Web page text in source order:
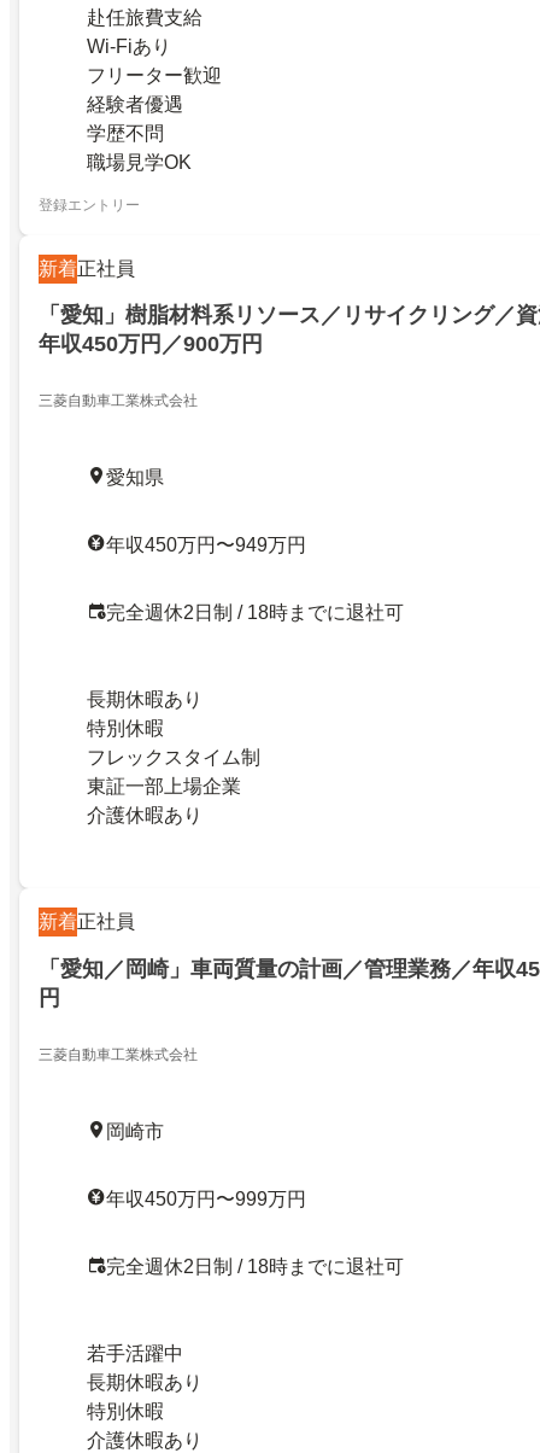
赴任旅費支給
Wi-Fiあり
フリーター歓迎
経験者優遇
学歴不問
職場見学OK
登録エントリー
新着正社員
「愛知」樹脂材料系リソース／リサイクリング／
年収450万円／900万円
三菱自動車工業株式会社
愛知県
年収450万円〜949万円
完全週休2日制 / 18時までに退社可
長期休暇あり
特別休暇
フレックスタイム制
東証一部上場企業
介護休暇あり
新着正社員
「愛知／岡崎」車両質量の計画／管理業務／年収
円
三菱自動車工業株式会社
岡崎市
年収450万円〜999万円
完全週休2日制 / 18時までに退社可
若手活躍中
長期休暇あり
特別休暇
介護休暇あり